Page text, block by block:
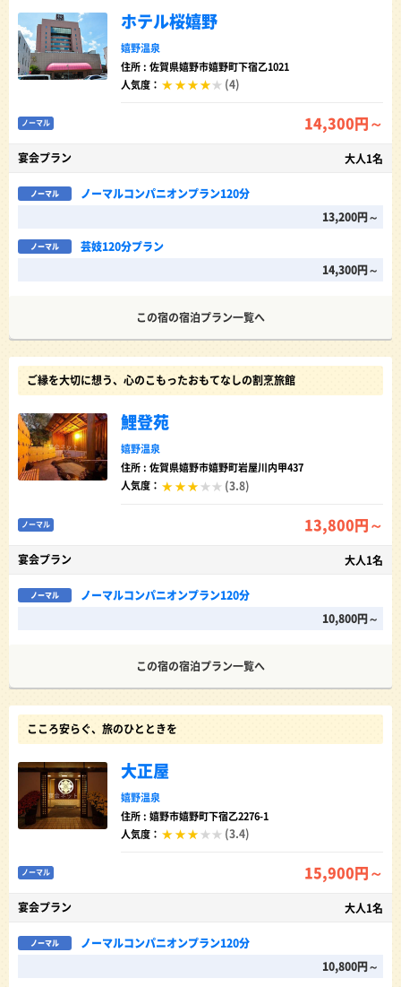
ホテル桜嬉野
嬉野温泉
住所 : 佐賀県嬉野市嬉野町下宿乙1021
人気度：
(4)
ノーマル 14,300円～
宴会プラン 大人1名
ノーマル
ノーマルコンパニオンプラン120分
13,200円～
ノーマル
芸妓120分プラン
14,300円～
この宿の宿泊プラン一覧へ
ご縁を大切に想う、心のこもったおもてなしの割烹旅館
鯉登苑
嬉野温泉
住所 : 佐賀県嬉野市嬉野町岩屋川内甲437
人気度：
(3.8)
ノーマル 13,800円～
宴会プラン 大人1名
ノーマル
ノーマルコンパニオンプラン120分
10,800円～
この宿の宿泊プラン一覧へ
こころ安らぐ、旅のひとときを
大正屋
嬉野温泉
住所 : 嬉野市嬉野町下宿乙2276-1
人気度：
(3.4)
ノーマル 15,900円～
宴会プラン 大人1名
ノーマル
ノーマルコンパニオンプラン120分
10,800円～